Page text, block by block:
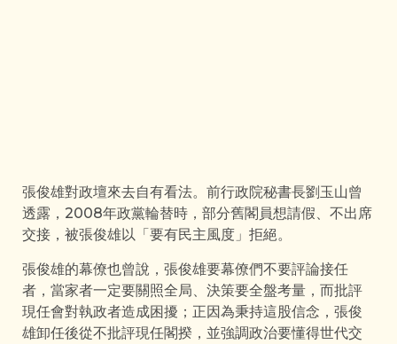
張俊雄對政壇來去自有看法。前行政院秘書長劉玉山曾
透露，2008年政黨輪替時，部分舊閣員想請假、不出席
交接，被張俊雄以「要有民主風度」拒絕。
張俊雄的幕僚也曾說，張俊雄要幕僚們不要評論接任
者，當家者一定要關照全局、決策要全盤考量，而批評
現任會對執政者造成困擾；正因為秉持這股信念，張俊
雄卸任後從不批評現任閣揆，並強調政治要懂得世代交